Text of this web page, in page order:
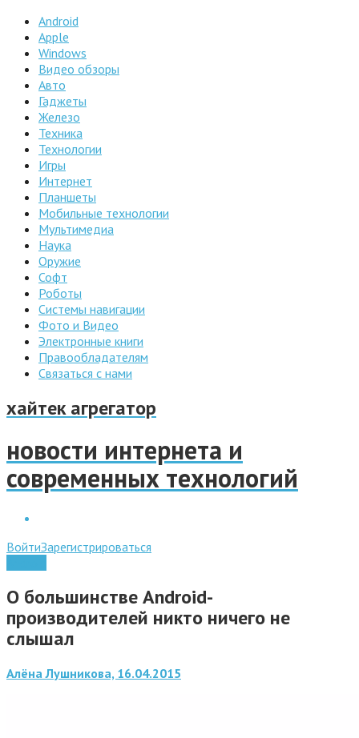
Android
Apple
Windows
Видео обзоры
Авто
Гаджеты
Железо
Техника
Технологии
Игры
Интернет
Планшеты
Мобильные технологии
Мультимедиа
Наука
Оружие
Софт
Роботы
Системы навигации
Фото и Видео
Электронные книги
Правообладателям
Связаться с нами
хайтек агрегатор
новости интернета и
современных технологий
ВойтиЗарегистрироваться
О большинстве Android-
производителей никто ничего не
слышал
Алёна Лушникова, 16.04.2015